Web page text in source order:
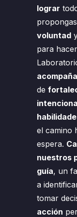
lograr
voluntad
para
de
el camino
espera.
nuestros
guía, un
a
tomar
acción